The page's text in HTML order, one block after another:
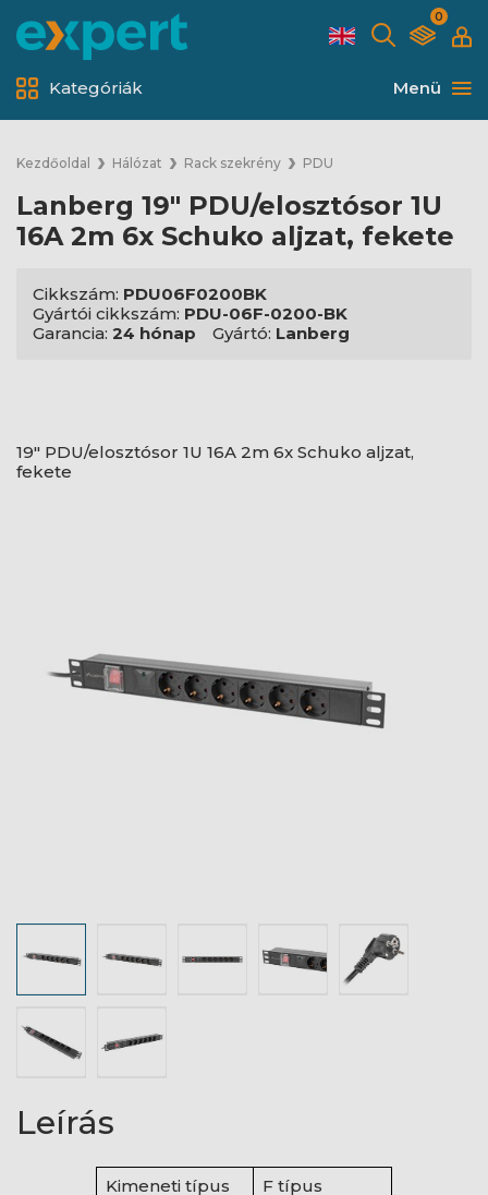
0
Menü
Kategóriák
Kezdőoldal Hálózat Rack szekrény PDU
Lanberg 19" PDU/elosztósor 1U
16A 2m 6x Schuko aljzat, fekete
Cikkszám: PDU06F0200BK
Gyártói cikkszám: PDU-06F-0200-BK
Garancia: 24 hónap Gyártó: Lanberg
19" PDU/elosztósor 1U 16A 2m 6x Schuko aljzat,
fekete
Leírás
Kimeneti típus
F típus